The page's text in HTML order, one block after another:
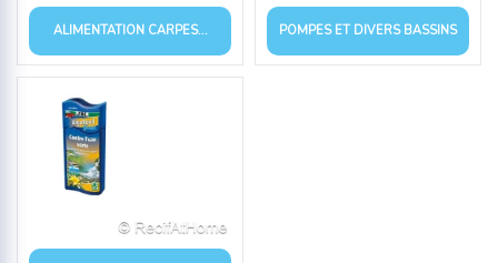
ALIMENTATION CARPES... POMPES ET DIVERS BASSINS